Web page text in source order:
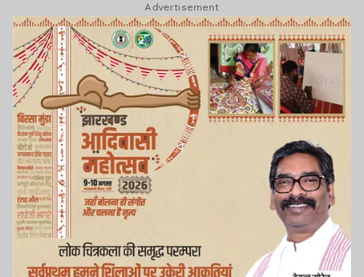
Advertisement